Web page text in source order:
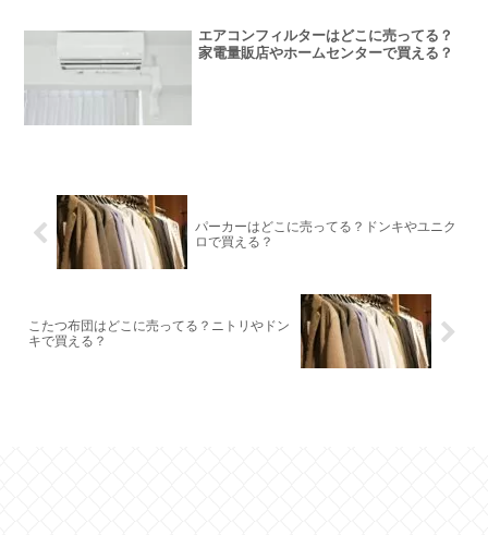
エアコンフィルターはどこに売ってる？
家電量販店やホームセンターで買える？
パーカーはどこに売ってる？ドンキやユニク
ロで買える？
こたつ布団はどこに売ってる？ニトリやドン
キで買える？